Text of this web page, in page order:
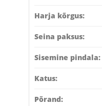
Harja kõrgus:
Seina paksus:
Sisemine pindala:
Katus:
Põrand: